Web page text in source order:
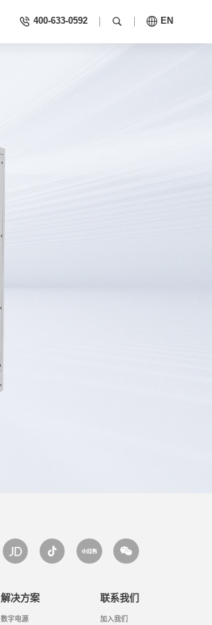
400-633-0592 EN
解决方案
数字电源
联系我们
加入我们